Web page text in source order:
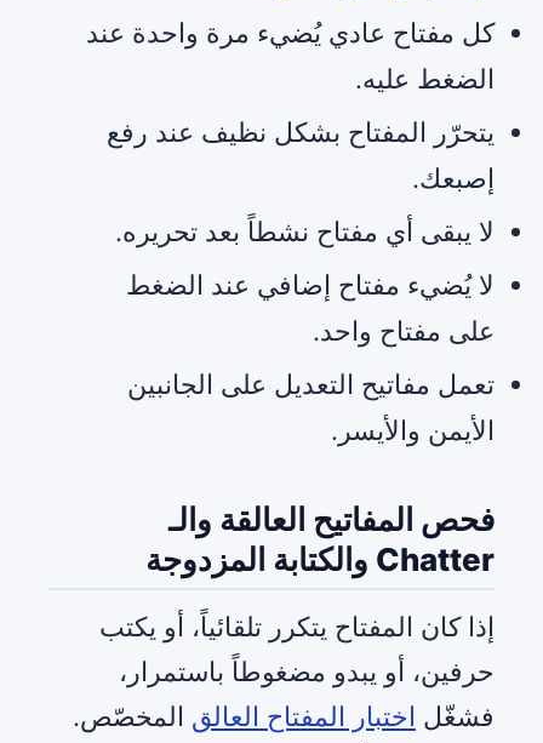
كل مفتاح عادي يُضيء مرة واحدة عند
الضغط عليه.
يتحرّر المفتاح بشكل نظيف عند رفع
إصبعك.
لا يبقى أي مفتاح نشطاً بعد تحريره.
لا يُضيء مفتاح إضافي عند الضغط
على مفتاح واحد.
تعمل مفاتيح التعديل على الجانبين
الأيمن والأيسر.
فحص المفاتيح العالقة والـ
Chatter والكتابة المزدوجة
إذا كان المفتاح يتكرر تلقائياً، أو يكتب
حرفين، أو يبدو مضغوطاً باستمرار،
فشغّل اختبار المفتاح العالق المخصّص.